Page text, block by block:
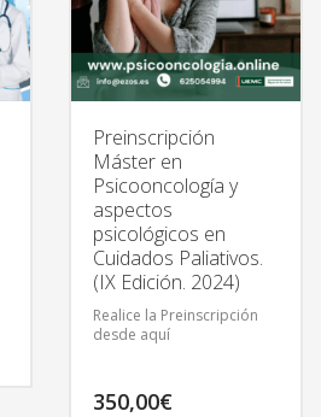
Preinscripción
Máster en
Psicooncología y
aspectos
psicológicos en
Cuidados Paliativos.
(IX Edición. 2024)
Realice la Preinscripción
desde aquí
350,00€